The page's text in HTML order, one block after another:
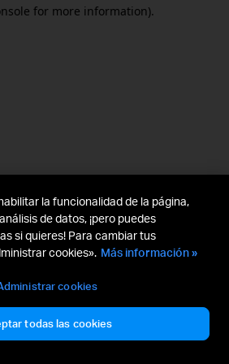
for more information).
la funcionalidad de la página,
de datos, ¡pero puedes
si quieres! Para cambiar tus
cookies». Más información »
cookies
todas las cookies